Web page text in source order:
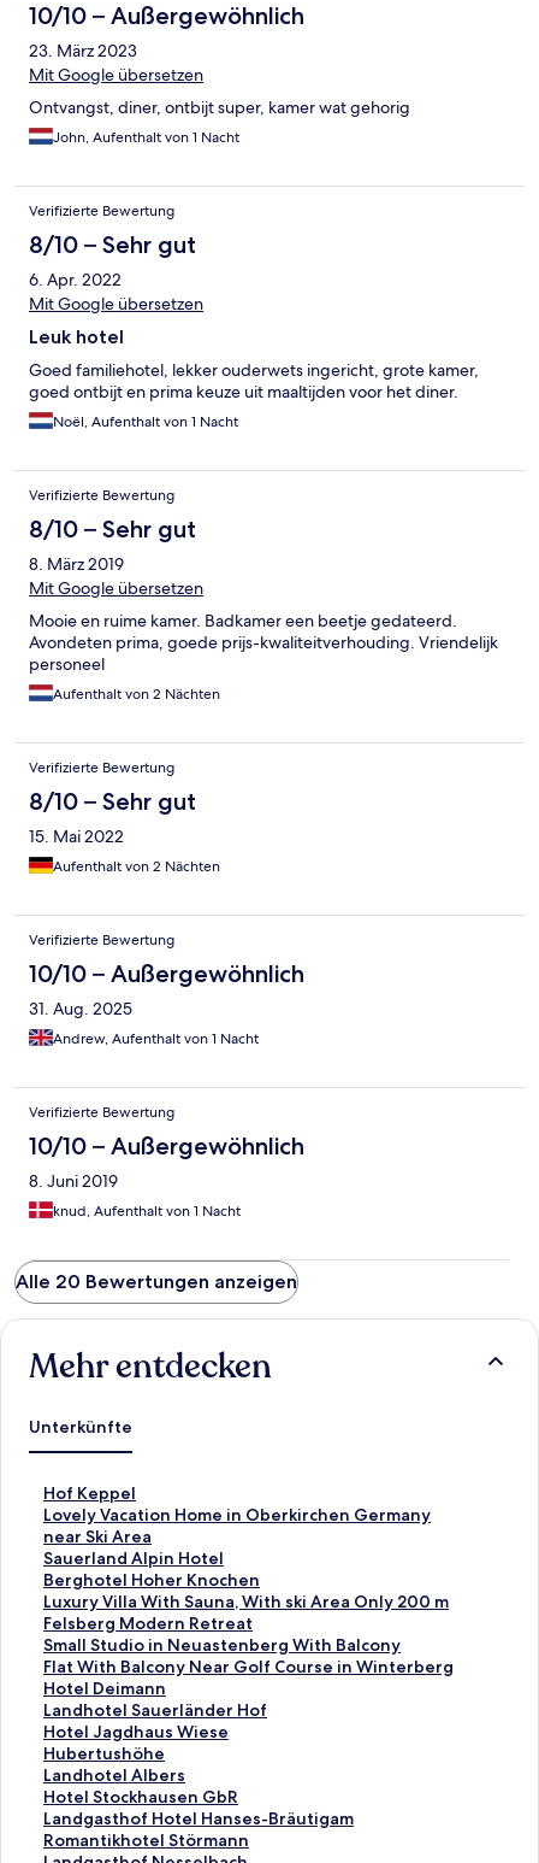
10/10 – Außergewöhnlich
23. März 2023
Mit Google übersetzen
Ontvangst, diner, ontbijt super, kamer wat gehorig
John, Aufenthalt von 1 Nacht
Verifizierte Bewertung
8/10 – Sehr gut
6. Apr. 2022
Mit Google übersetzen
Leuk hotel
Goed familiehotel, lekker ouderwets ingericht, grote kamer,
goed ontbijt en prima keuze uit maaltijden voor het diner.
Noël, Aufenthalt von 1 Nacht
Verifizierte Bewertung
8/10 – Sehr gut
8. März 2019
Mit Google übersetzen
Mooie en ruime kamer. Badkamer een beetje gedateerd.
Avondeten prima, goede prijs-kwaliteitverhouding. Vriendelijk
personeel
Aufenthalt von 2 Nächten
Verifizierte Bewertung
8/10 – Sehr gut
15. Mai 2022
Aufenthalt von 2 Nächten
Verifizierte Bewertung
10/10 – Außergewöhnlich
31. Aug. 2025
Andrew, Aufenthalt von 1 Nacht
Verifizierte Bewertung
10/10 – Außergewöhnlich
8. Juni 2019
knud, Aufenthalt von 1 Nacht
Alle 20 Bewertungen anzeigen
Mehr entdecken
Unterkünfte
Hof Keppel
L
i
n
k
,
d
e
r
d
i
e
f
o
l
g
e
n
Lovely Vacation Home in Oberkirchen Germany
near Ski Area
L
i
n
k
,
d
e
r
d
i
e
f
o
l
g
e
Sauerland Alpin Hotel
L
i
n
k
,
d
e
r
d
i
e
f
o
l
Berghotel Hoher Knochen
L
i
n
k
,
d
e
r
d
i
e
f
o
Luxury Villa With Sauna, With ski Area Only 200 m
L
i
n
k
,
d
e
r
d
i
e
f
Felsberg Modern Retreat
L
i
n
k
,
d
e
r
d
i
e
Small Studio in Neuastenberg With Balcony
L
i
n
k
,
d
e
r
d
i
Flat With Balcony Near Golf Course in Winterberg
L
i
n
k
,
d
e
r
d
Hotel Deimann
L
i
n
k
,
d
e
r
Landhotel Sauerländer Hof
L
i
n
k
,
d
e
Hotel Jagdhaus Wiese
L
i
n
k
,
d
Hubertushöhe
L
i
n
k
,
Landhotel Albers
L
i
n
k
Hotel Stockhausen GbR
L
i
n
Landgasthof Hotel Hanses-Bräutigam
L
iRomantikhotel Störmann
L